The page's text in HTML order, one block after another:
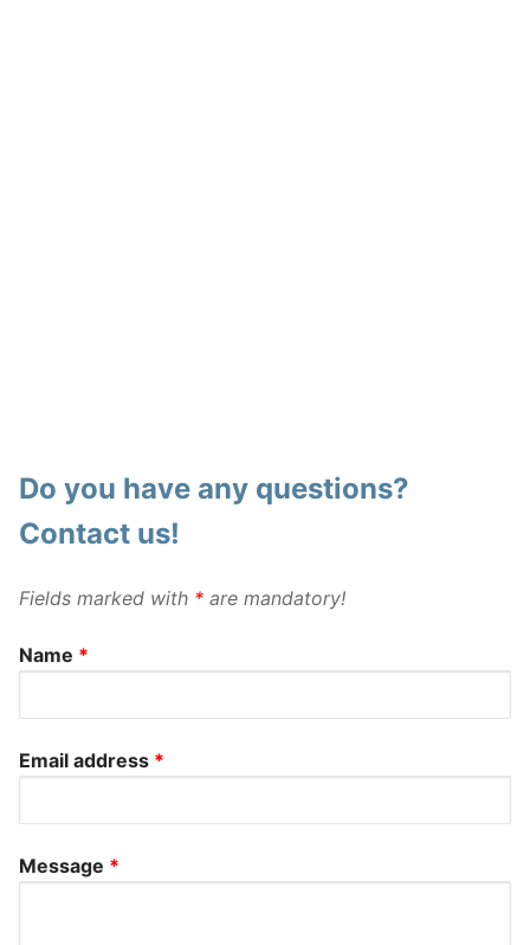
Do you have any questions?
Contact us!
Fields marked with * are mandatory!
Name *
Email address *
Message *